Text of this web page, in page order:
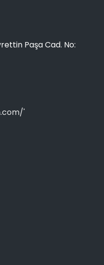
Paşa Cad. No:
'